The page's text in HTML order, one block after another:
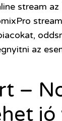
stream
az
–
jó